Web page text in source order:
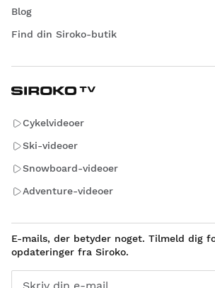
Blog
Find din Siroko-butik
Cykelvideoer
Ski-videoer
Snowboard-videoer
Adventure-videoer
E-mails, der betyder noget. Tilmeld dig
opdateringer fra Siroko.
Skriv din e-mail